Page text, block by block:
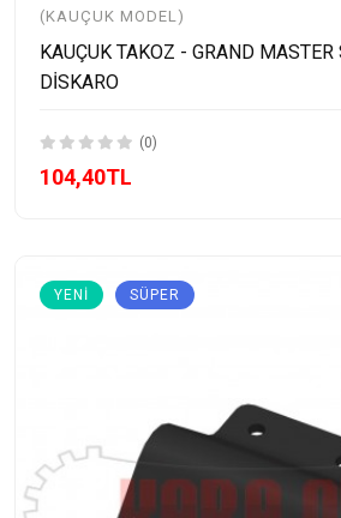
(KAUÇUK MODEL)
KAUÇUK TAKOZ - GRAND
DİSKARO
(0)
104,40TL
YENI SÜPER